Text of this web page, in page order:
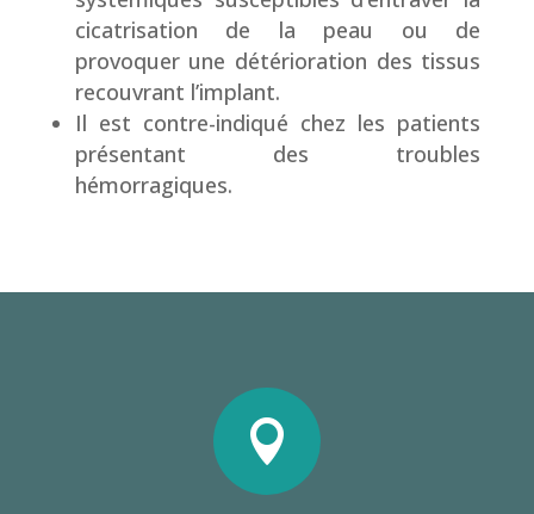
cicatrisation de la peau ou de
provoquer une détérioration des tissus
recouvrant l’implant.
Il est contre-indiqué chez les patients
présentant des troubles
hémorragiques.
